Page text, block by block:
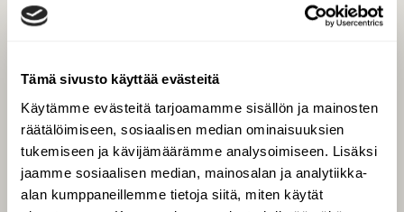
Tämä sivusto käyttää evästeitä
Käytämme evästeitä tarjoamamme sisällön ja mainosten
räätälöimiseen, sosiaalisen median ominaisuuksien
tukemiseen ja kävijämäärämme analysoimiseen. Lisäksi
jaamme sosiaalisen median, mainosalan ja analytiikka-
alan kumppaneillemme tietoja siitä, miten käytät
Tilaa digilukuoikeus
Äänestä parasta juttua
Tilaa uutiskirje